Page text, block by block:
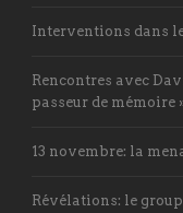
Interventions dans
Rencontres avec
passeur de mémoire
13 novembre: la
Révélations: le